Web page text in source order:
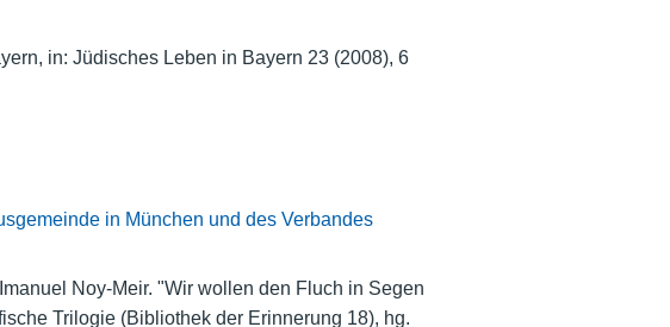
in: Jüdisches Leben in Bayern 23 (2008), 6
in München und des Verbandes
Noy-Meir. "Wir wollen den Fluch in Segen
Trilogie (Bibliothek der Erinnerung 18), hg.